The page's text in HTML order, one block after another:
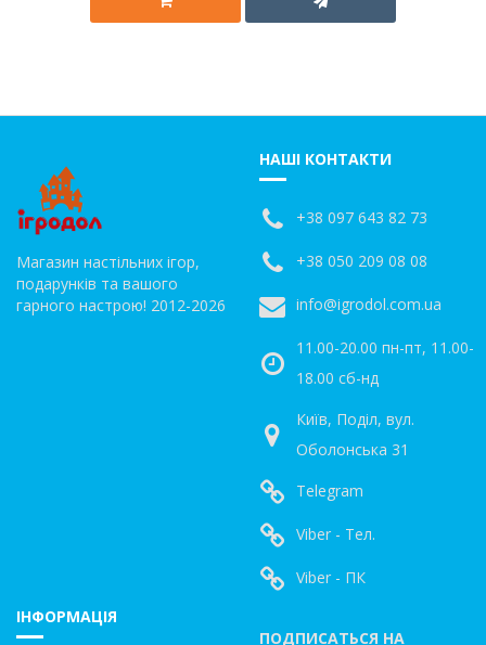
Магазин настільних ігор,
подарунків та вашого
гарного настрою! 2012-2026
НАШІ КОНТАКТИ
+38 097 643 82 73
+38 050 209 08 08
info@igrodol.com.ua
11.00-20.00 пн-пт, 11.00-
18.00 сб-нд
Київ, Поділ, вул.
Оболонська 31
Telegram
Viber - Тел.
Viber - ПК
ІНФОРМАЦІЯ
ПОДПИСАТЬСЯ НА